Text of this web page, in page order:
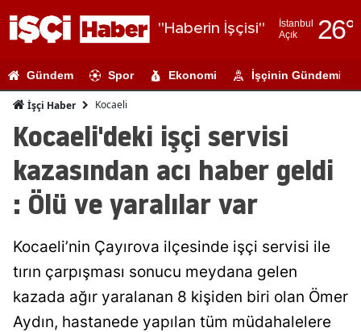
"Haberin İşçisi"
İstanbul
Açık
26°
Adıyaman
Amasya
Antalya
Artvin
Aydın
Gündem Spor Ekonomi İşçinin Gündemi
İşçi Haber Kocaeli
Kocaeli'deki işçi servisi
kazasından acı haber geldi
: Ölü ve yaralılar var
Kocaeli’nin Çayırova ilçesinde işçi servisi ile
tırın çarpışması sonucu meydana gelen
kazada ağır yaralanan 8 kişiden biri olan Ömer
Aydın, hastanede yapılan tüm müdahalelere